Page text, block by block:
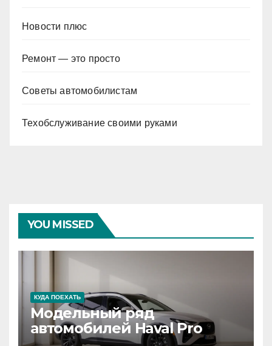
Новости плюс
Ремонт — это просто
Советы автомобилистам
Техобслуживание своими руками
YOU MISSED
КУДА ПОЕХАТЬ
Модельный ряд
автомобилей Haval Pro